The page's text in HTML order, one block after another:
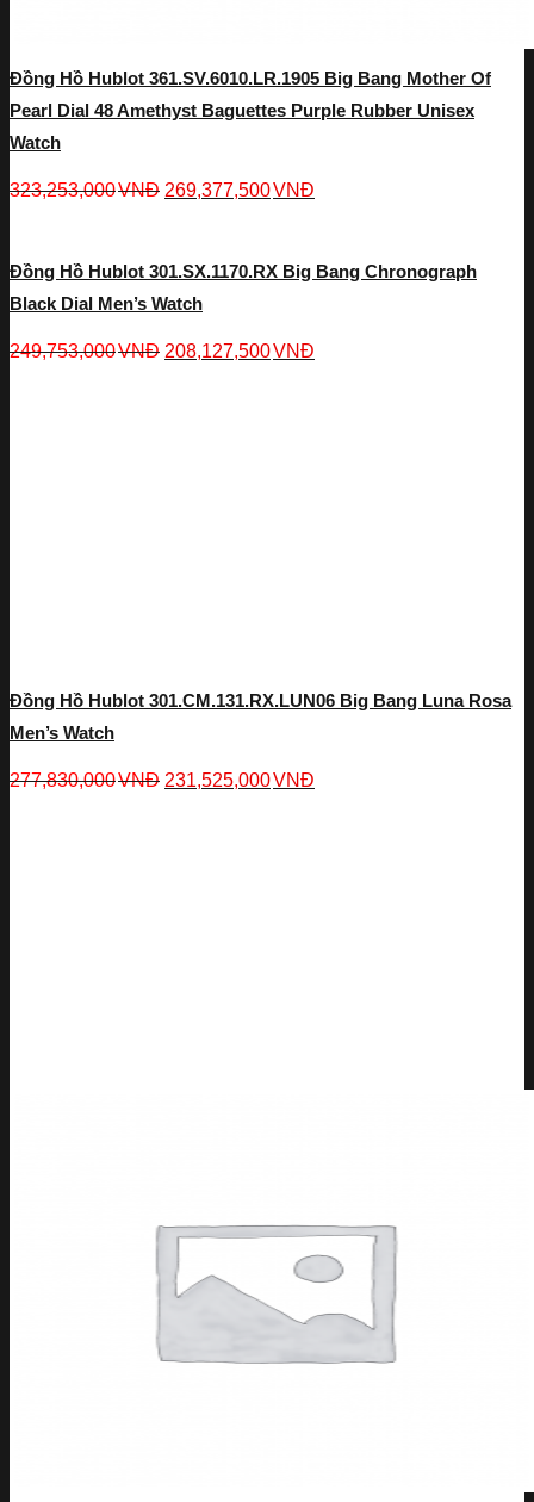
Đồng Hồ Hublot 361.SV.6010.LR.1905 Big Bang Mother Of
Pearl Dial 48 Amethyst Baguettes Purple Rubber Unisex
Watch
323,253,000VNĐ 269,377,500VNĐ
Đồng Hồ Hublot 301.SX.1170.RX Big Bang Chronograph
Black Dial Men’s Watch
249,753,000VNĐ 208,127,500VNĐ
Đồng Hồ Hublot 301.CM.131.RX.LUN06 Big Bang Luna Rosa
Men’s Watch
277,830,000VNĐ 231,525,000VNĐ